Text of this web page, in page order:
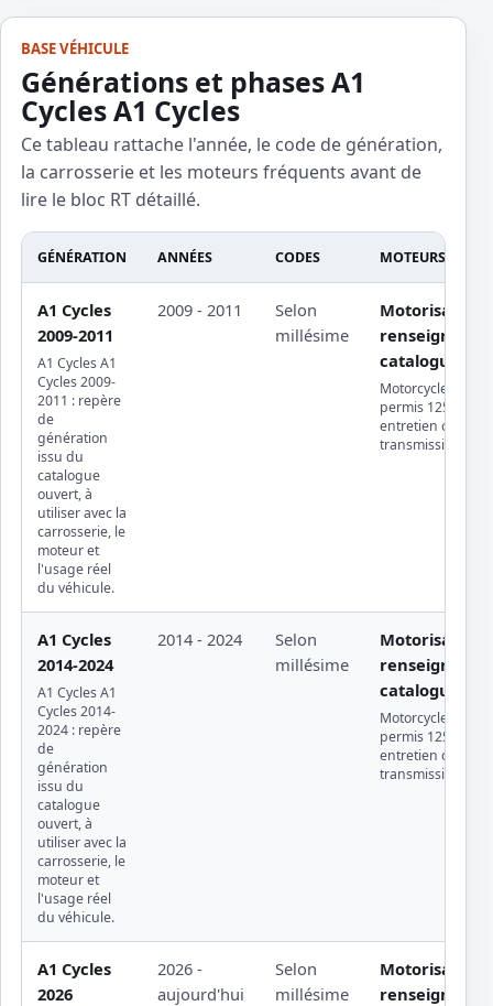
BASE VÉHICULE
Générations et phases A1
Cycles A1 Cycles
Ce tableau rattache l'année, le code de génération,
la carrosserie et les moteurs fréquents avant de
lire le bloc RT détaillé.
GÉNÉRATION ANNÉES CODES MOTEURS ET
A1 Cycles
2009-2011
A1 Cycles A1
Cycles 2009-
2011 : repère
de
génération
issu du
catalogue
ouvert, à
utiliser avec la
carrosserie, le
moteur et
l'usage réel
du véhicule.
2009 - 2011
Selon
millésime
Motorisation
renseignée
catalogue
Motorcycle ·
permis 125 ou
entretien chaîne
transmission
A1 Cycles
2014-2024
A1 Cycles A1
Cycles 2014-
2024 : repère
de
génération
issu du
catalogue
ouvert, à
utiliser avec la
carrosserie, le
moteur et
l'usage réel
du véhicule.
2014 - 2024
Selon
millésime
Motorisation
renseignée
catalogue
Motorcycle ·
permis 125 ou
entretien chaîne
transmission
A1 Cycles
2026
2026 -
aujourd'hui
Selon
millésime
Motorisation
renseignée